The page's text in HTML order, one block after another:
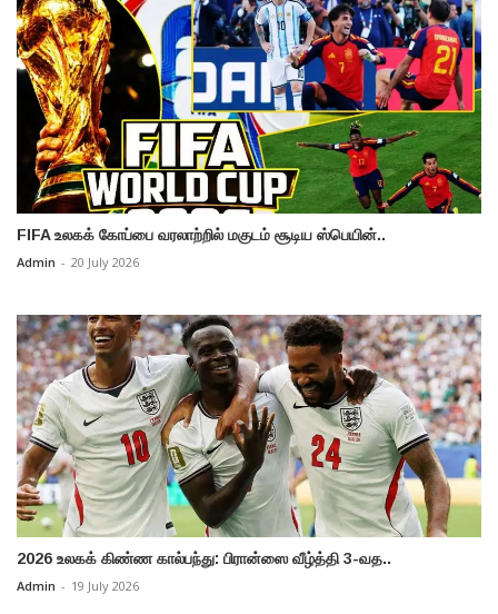
FIFA உலகக் கோப்பை வரலாற்றில் மகுடம் சூடிய ஸ்பெயின்..
Admin - 20 July 2026
2026 உலகக் கிண்ண கால்பந்து: பிரான்ஸை வீழ்த்தி 3-வத..
Admin - 19 July 2026